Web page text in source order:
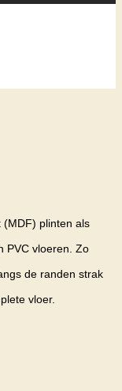
(MDF) plinten als
PVC vloeren. Zo
de randen strak
vloer.